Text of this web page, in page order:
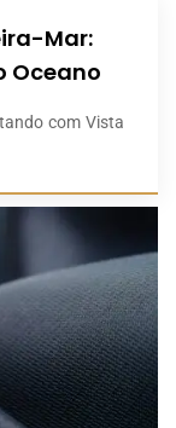
Mar:
Oceano
com Vista